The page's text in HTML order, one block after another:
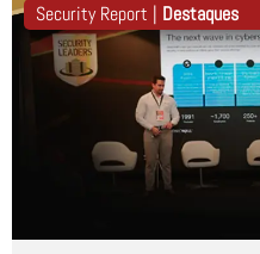
Security Report | Destaques